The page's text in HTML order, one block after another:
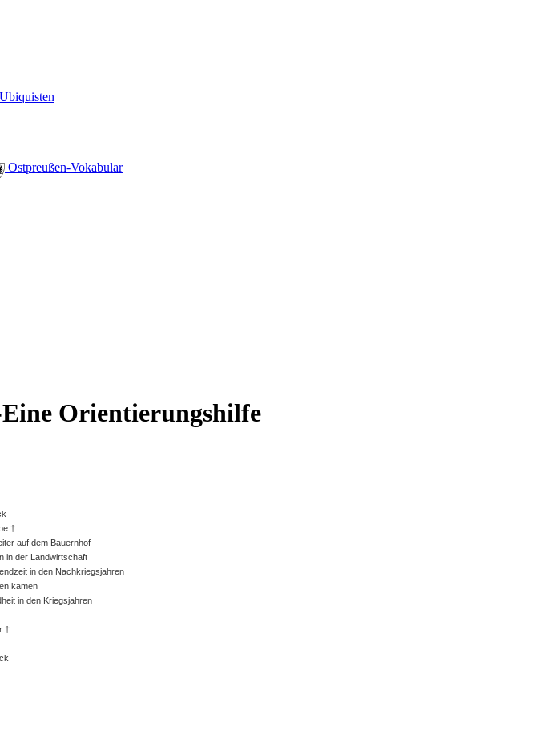
️ Ostpreußen-Vokabular
Orientierungshilfe
†
auf dem Bauernhof
in der Landwirtschaft
in den Nachkriegsjahren
kamen
in den Kriegsjahren
†